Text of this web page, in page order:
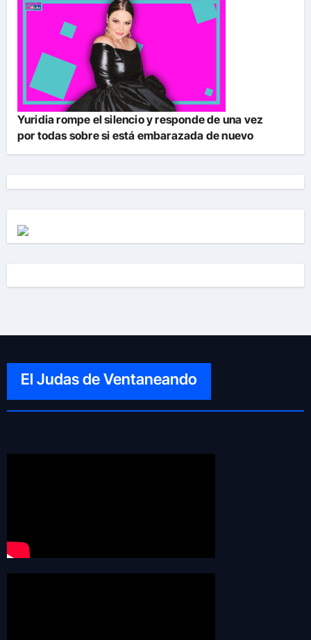
Yuridia rompe el silencio y responde de una vez
por todas sobre si está embarazada de nuevo
El Judas de Ventaneando